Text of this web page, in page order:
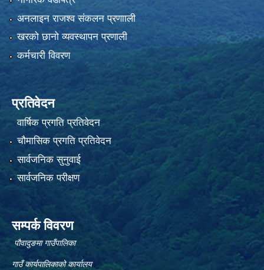
अनलाइन राजश्व संकलन प्रणााली
खरको छानो व्यवस्थापन प्रणाली
कर्मचारी विवरण
प्रतिवेदन
वार्षिक प्रगति प्रतिवेदन
चौमासिक प्रगति प्रतिवेदन
सार्वजनिक सुनुवाई
सार्वजनिक परीक्षण
सम्पर्क विवरण
पौवादुङमा गाउँपालिका
गाउँ कार्यपालिकाको कार्यालय